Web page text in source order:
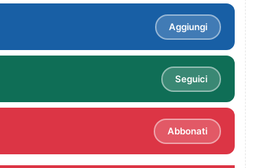
Aggiungi
Seguici
Abbonati